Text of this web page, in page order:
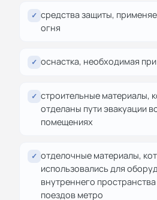
✓ средства защиты,
огня
✓ оснастка, необходимая
✓ строительные материалы,
отделаны пути эвакуации
помещениях
✓ отделочные материалы,
использовались для
внутреннего
поездов метро